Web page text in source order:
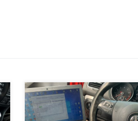
Этот фольксваген гольф приехал к
нам с огромным количеством
ошибок. Прошлые мастера уже